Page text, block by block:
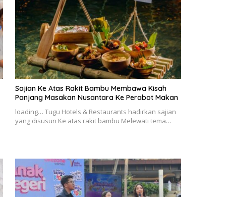
Sajian Ke Atas Rakit Bambu Membawa Kisah
Panjang Masakan Nusantara Ke Perabot Makan
loading… Tugu Hotels & Restaurants hadirkan sajian
yang disusun Ke atas rakit bambu Melewati tema…